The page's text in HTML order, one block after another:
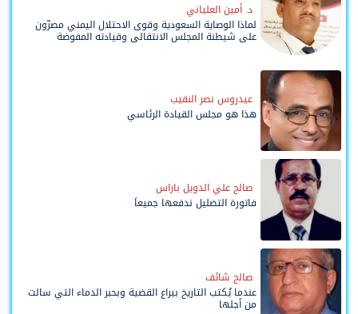
د. أمين العلياني
لماذا الوصاية السعودية وقوى الاحتلال اليمني مصرّون
على شيطنة المجلس الانتقالي وقيادته المفوضة
عيدروس نصر النقيب
هذا هو مجلس القيادة الرئاسي
صالح علي الدويل باراس
فاتورة التضليل ندفعها جميعاً
صالح شائف
عندما يُكتب التاريخ بيراع القضية وبحبر الدماء التي سالت
من أجلها